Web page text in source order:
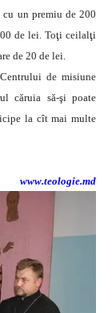
un premiu de 200
de lei. Toţi ceilalţi
de 20 de lei.
de misiune
căruia să-şi poate
la cît mai multe
www.teologie.md